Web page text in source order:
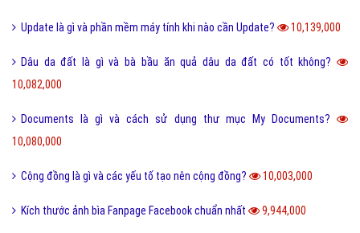
Update là gì và phần mềm máy tính khi nào cần Update? 10,139,000
Dâu da đất là gì và bà bầu ăn quả dâu da đất có tốt không?
10,082,000
Documents là gì và cách sử dụng thư mục My Documents?
10,080,000
Cộng đồng là gì và các yếu tố tạo nên cộng đồng? 10,003,000
Kích thước ảnh bìa Fanpage Facebook chuẩn nhất 9,944,000